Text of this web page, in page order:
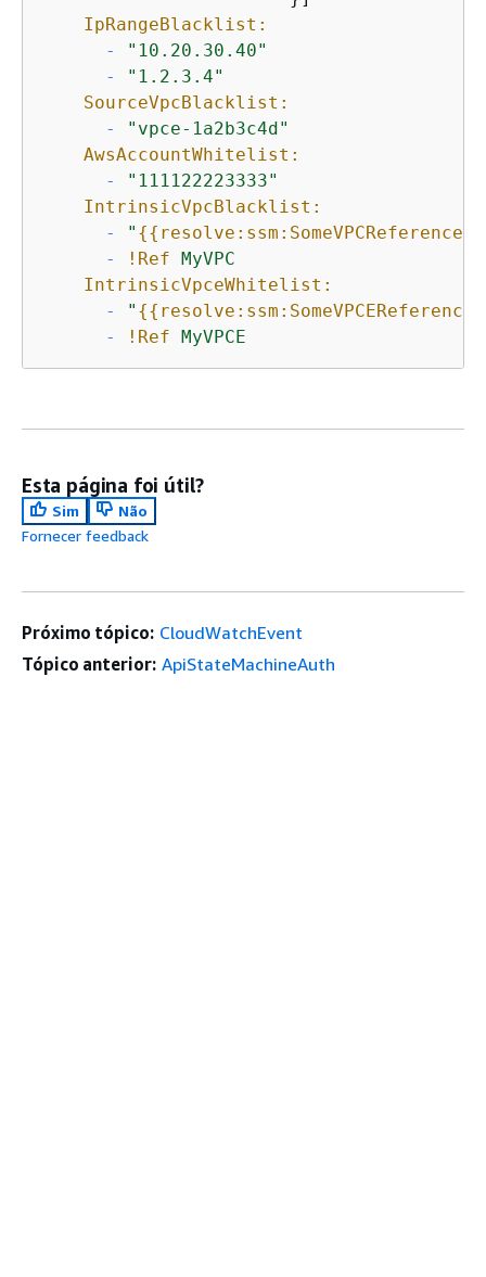
IpRangeBlacklist:
-
"10.20.30.40"
-
"1.2.3.4"
SourceVpcBlacklist:
-
"vpce-1a2b3c4d"
AwsAccountWhitelist:
-
"111122223333"
IntrinsicVpcBlacklist:
-
" {{
-
!Ref
MyVPC
IntrinsicVpceWhitelist:
-
" {{
-
!Ref MyVPCE
Esta página foi útil?
Sim
Não
Fornecer feedback
Próximo tópico: CloudWatchEvent
Tópico anterior: ApiStateMachineAuth